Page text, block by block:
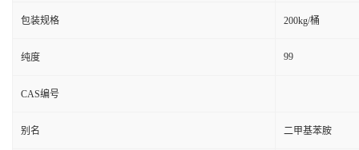
包装规格 200kg/桶
纯度 99
CAS编号
别名 二甲基苯胺